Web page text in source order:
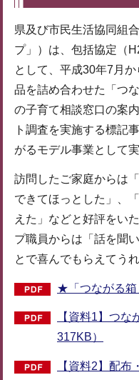
県及び市民生活協同組
プ」）は、包括協定（
として、平成30年7月
品を詰め合わせた「つ
の子育て相談窓口の案
ト調査を実施する標記
がるモデル事業として
訪問したご家庭からは
できてほっとした」、
えた」などと好評をい
プ職員からは「話を聞
とで喜んでもらえてう
★「つながる箱
【資料1】つな
317KB）
【資料2】配布